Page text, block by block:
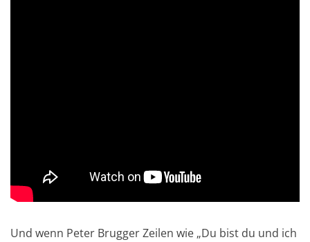
Und wenn Peter Brugger Zeilen wie „Du bist du und ich